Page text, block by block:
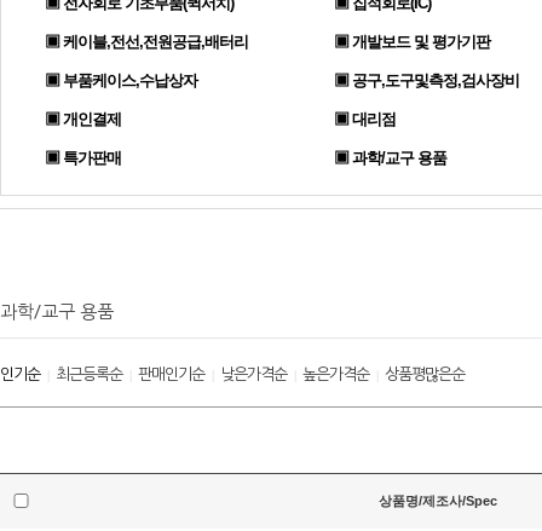
▣ 케이블,전선,전원공급,배터리 ▣ 개발보드 및 평가기판
▣ 부품케이스,수납상자 ▣ 공구,도구및측정,검사장비
▣ 개인결제 ▣ 대리점
▣ 특가판매 ▣ 과학/교구 용품
과학/교구 용품
인기순| 최근등록순| 판매인기순| 낮은가격순| 높은가격순| 상품평많은순
상품명/제조사/Spec